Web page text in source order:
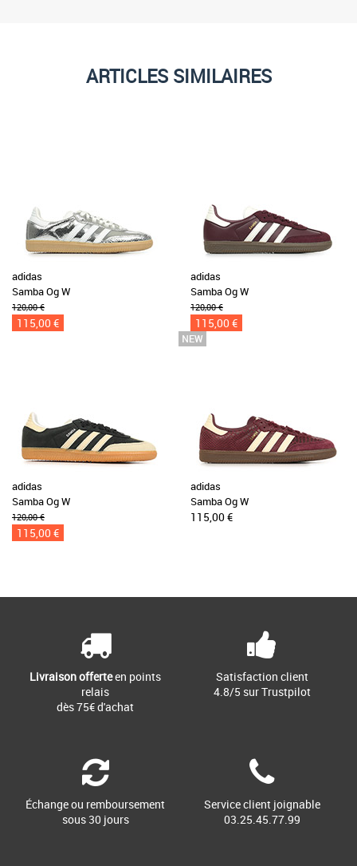
ARTICLES SIMILAIRES
adidas
Samba Og W
120,00 €
115,00 €
adidas
Samba Og W
120,00 €
115,00 €
adidas
Samba Og W
120,00 €
115,00 €
adidas
Samba Og W
115,00 €
Livraison offerteen points
relais
dès 75€ d'achat
Satisfaction client
4.8/5 sur Trustpilot
Échange ou remboursement
sous 30 jours
Service client joignable
03.25.45.77.99